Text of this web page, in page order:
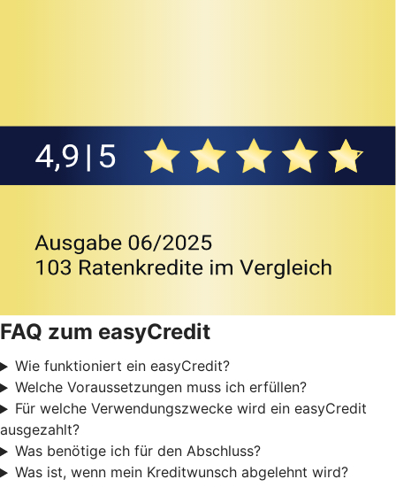
FAQ zum easyCredit
Wie funktioniert ein easyCredit?
Welche Voraussetzungen muss ich erfüllen?
Für welche Verwendungszwecke wird ein easyCredit
ausgezahlt?
Was benötige ich für den Abschluss?
Was ist, wenn mein Kreditwunsch abgelehnt wird?